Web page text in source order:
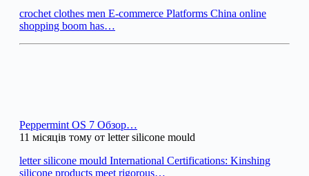
crochet clothes men E-commerce Platforms China online
shopping boom has…
Peppermint OS 7 Обзор…
11 місяців тому от letter silicone mould
letter silicone mould International Certifications: Kinshing
silicone products meet rigorous…